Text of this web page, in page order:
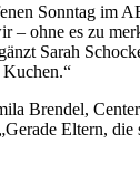
Sonntag im
– ohne es zu
Sarah
Brendel,
Eltern,